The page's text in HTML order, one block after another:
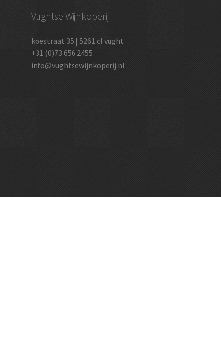
Vughtse Wijnkoperij
koestraat 35 | 5261 cl vught
+31 (0)73 656 2455
info@vughtsewijnkoperij.nl